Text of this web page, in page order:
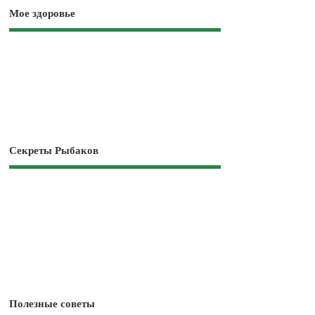
Мое здоровье
Секреты Рыбаков
Полезные советы